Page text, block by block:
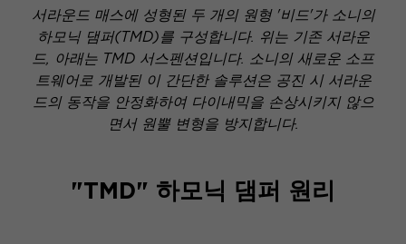
서라운드 매스에 성형된 두 개의 원형 '비드'가 소니의
하모닉 댐퍼(TMD)를 구성합니다. 위는 기존 서라운
드, 아래는 TMD 서스펜션입니다. 소니의 새로운 소프
트웨어로 개발된 이 간단한 솔루션은 공진 시 서라운
드의 동작을 안정화하여 다이내믹을 손상시키지 않으
면서 원뿔 변형을 방지합니다.
"TMD" 하모닉 댐퍼 원리